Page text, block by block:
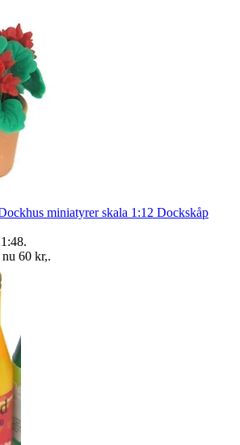
miniatyrer skala 1:12 Dockskåp
.
60 kr,.